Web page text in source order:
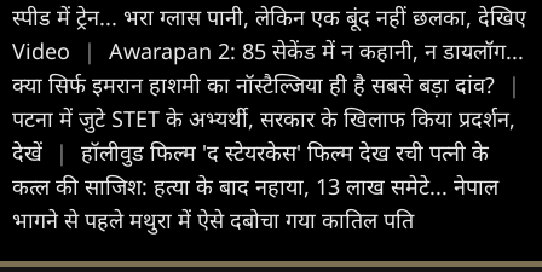
स्पीड में ट्रेन... भरा ग्लास पानी, लेकिन एक बूंद नहीं छलका, देखिए
Video
|
Awarapan 2: 85 सेकेंड में न कहानी, न डायलॉग...
क्या सिर्फ इमरान हाशमी का नॉस्टैल्जिया ही है सबसे बड़ा दांव?
|
पटना में जुटे STET के अभ्यर्थी, सरकार के खिलाफ किया प्रदर्शन,
देखें
|
हॉलीवुड फिल्म 'द स्टेयरकेस' फिल्म देख रची पत्नी के
कत्ल की साजिश: हत्या के बाद नहाया, 13 लाख समेटे... नेपाल
भागने से पहले मथुरा में ऐसे दबोचा गया कातिल पति